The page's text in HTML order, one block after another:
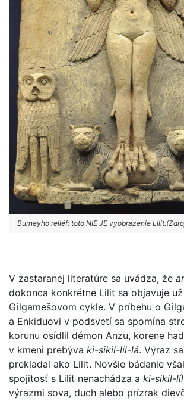
Burneyho reliéf: toto NIE JE vyobrazenie
V zastaranej literatúre sa uvádza, že
dokonca konkrétne Lilit sa objavuje
Gilgamešovom cykle. V príbehu o
a Enkiduovi v podsvetí sa spomína
korunu osídlil démon Anzu, korene
v kmeni prebýva ki-sikil-líl-lá. Výraz
prekladal ako Lilit. Novšie bádanie
spojitosť s Lilit nenachádza a ki-sikil-
výrazmi sova, duch alebo prízrak